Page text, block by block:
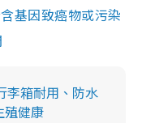
基因致癌物或污染
李箱耐用、防水
殖健康